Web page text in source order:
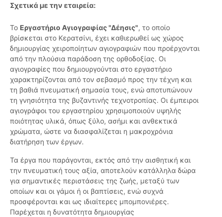
Σχετικά με την εταιρεία:
Το Εργαστήριο Αγιογραφίας "Δέησις", το οποίο
βρίσκεται στο Κερατσίνι, έχει καθιερωθεί ως χώρος
δημιουργίας χειροποίητων αγιογραφιών που προέρχονται
από την πλούσια παράδοση της ορθοδοξίας. Οι
αγιογραφίες που δημιουργούνται στο εργαστήριο
χαρακτηρίζονται από τον σεβασμό προς την τέχνη και
τη βαθιά πνευματική σημασία τους, ενώ αποτυπώνουν
τη γνησιότητα της βυζαντινής τεχνοτροπίας. Οι έμπειροι
αγιογράφοι του εργαστηρίου χρησιμοποιούν υψηλής
ποιότητας υλικά, όπως ξύλο, ασήμι και ανθεκτικά
χρώματα, ώστε να διασφαλίζεται η μακροχρόνια
διατήρηση των έργων.
Τα έργα που παράγονται, εκτός από την αισθητική και
την πνευματική τους αξία, αποτελούν κατάλληλα δώρα
για σημαντικές περιστάσεις της ζωής, μεταξύ των
οποίων και οι γάμοι ή οι βαπτίσεις, ενώ συχνά
προσφέρονται και ως ιδιαίτερες μπομπονιέρες.
Παρέχεται η δυνατότητα δημιουργίας